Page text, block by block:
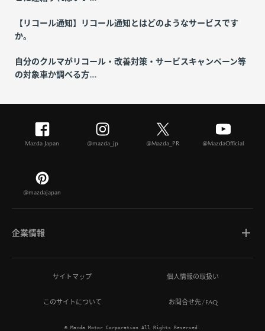
【リコール通知】リコール通知とはどのようなサービスです
か。
自分のクルマがリコール・改善対策・サービスキャンペーン等
の対象車か調べる方...
Mazda Japan @mazda_jp @Mazda_PR @MazdaOfficial
@mazdajapan
企業情報
マツダについて
ひとを想う価値創造
サイトマップ 個人情報の取扱い
このサイトについて お問合せ先/FAQ
© Mazda Motor Corporation All Rights Reserved.